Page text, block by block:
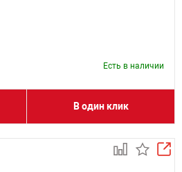
Есть в наличии
В один клик